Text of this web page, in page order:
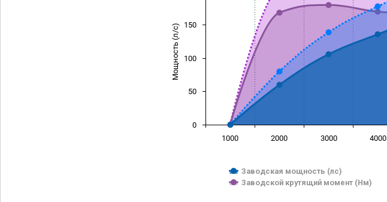
Мощность (л/с)
Заводская мощность (лс)
Заводской крутящий момент (Нм)
1000 2000 3000 4000
0
50
100
150